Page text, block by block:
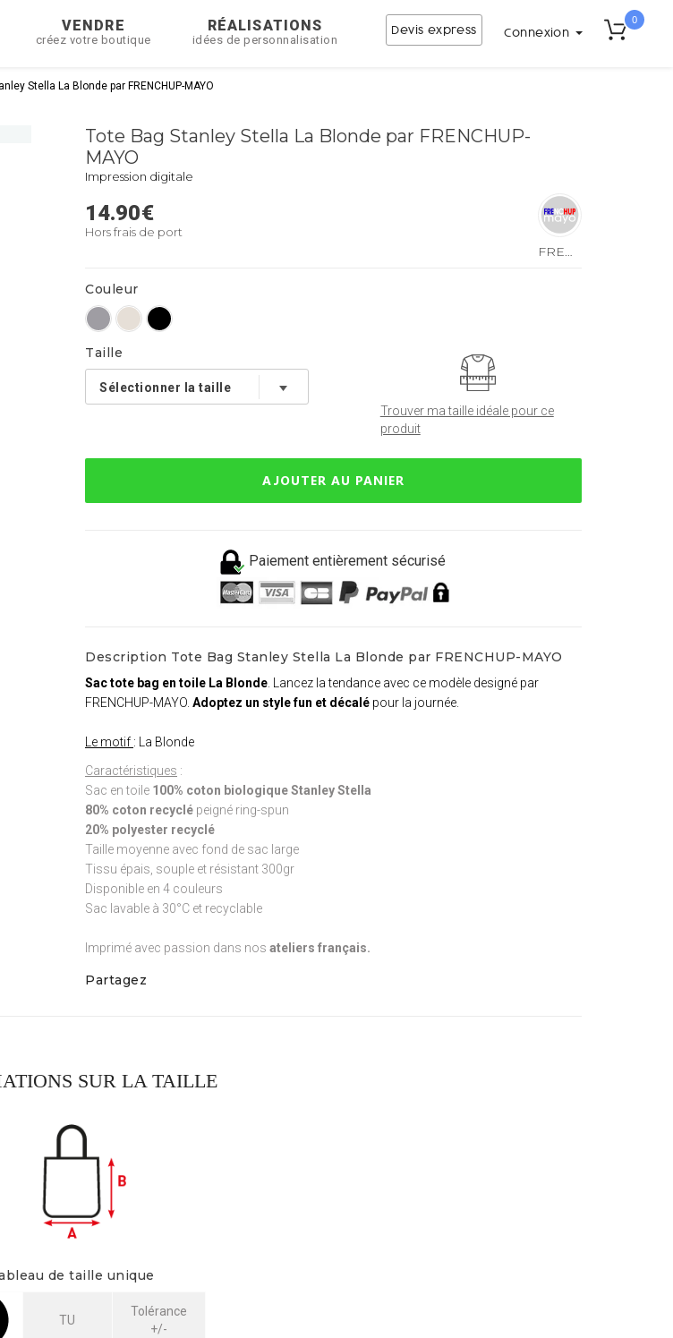
VENDRE
créez votre boutique
RÉALISATIONS
idées de personnalisation
Devis express Connexion
0
Stella La Blonde par FRENCHUP-MAYO
Tote Bag Stanley Stella La Blonde par FRENCHUP-
MAYO
Impression digitale
14.90€
Hors frais de port
FRENCHUP-
Couleur
Taille
Trouver ma taille idéale pour ce
produit
AJOUTER AU PANIER
Paiement entièrement sécurisé
Description Tote Bag Stanley Stella La Blonde par FRENCHUP-MAYO
Sac tote bag en toile La Blonde . Lancez la tendance avec ce modèle designé par
FRENCHUP-MAYO. Adoptez un style fun et décalé pour la journée.
Le motif : La Blonde
Caractéristiques :
Sac en toile 100% coton biologique Stanley Stella
80% coton recyclé peigné ring-spun
20% polyester recyclé
Taille moyenne avec fond de sac large
Tissu épais, souple et résistant 300gr
Disponible en 4 couleurs
Sac lavable à 30°C et recyclable
Imprimé avec passion dans nos ateliers français.
Partagez
SUR LA TAILLE
de taille unique
TU
Tolérance
+/-